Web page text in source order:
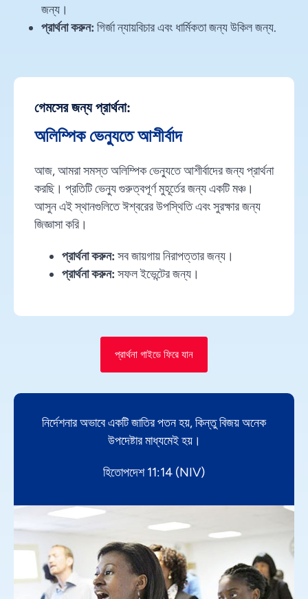
জন্য।
প্রার্থনা করুন: গির্জা ন্যায়বিচার এবং ধার্মিকতা জন্য উকিল জন্য.
গেমসের জন্য প্রার্থনা:
অলিম্পিক ভেন্যুতে আশীর্বাদ
আজ, আমরা সমস্ত অলিম্পিক ভেন্যুতে আশীর্বাদের জন্য প্রার্থনা
করছি। প্রতিটি ভেন্যু গুরুত্বপূর্ণ মুহূর্তের জন্য একটি মঞ্চ।
আসুন এই স্থানগুলিতে ঈশ্বরের উপস্থিতি এবং সুরক্ষার জন্য
জিজ্ঞাসা করি।
প্রার্থনা করুন: সব জায়গায় নিরাপত্তার জন্য।
প্রার্থনা করুন: সফল ইভেন্টের জন্য।
প্রার্থনা গাইডে ফিরে যান
নির্দেশনার অভাবে একটি জাতির পতন হয়, কিন্তু বিজয় অনেক
উপদেষ্টার মাধ্যমেই হয়।
হিতোপদেশ 11:14 (NIV)